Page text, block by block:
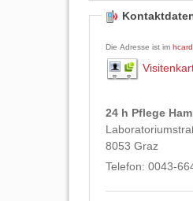
Die Adresse ist im hcard
24 h Pflege
8053 Graz
Telefon: 0043-